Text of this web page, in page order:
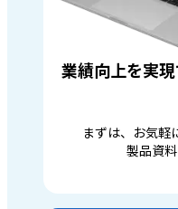
業績向上を実
まずは、お気軽
製品資